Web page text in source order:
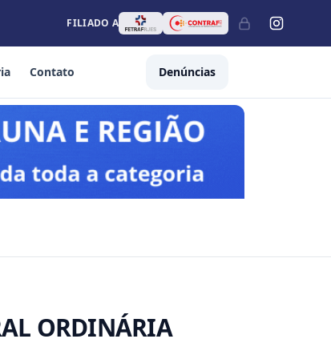
FILIADO A
Contato Denúncias
ORDINÁRIA